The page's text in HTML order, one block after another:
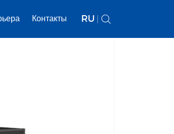
Контакты RU